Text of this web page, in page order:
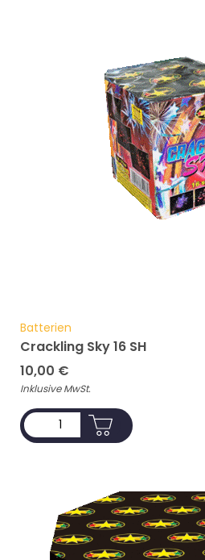
Batterien
Crackling Sky 16 SH
10,00 €
Inklusive MwSt.